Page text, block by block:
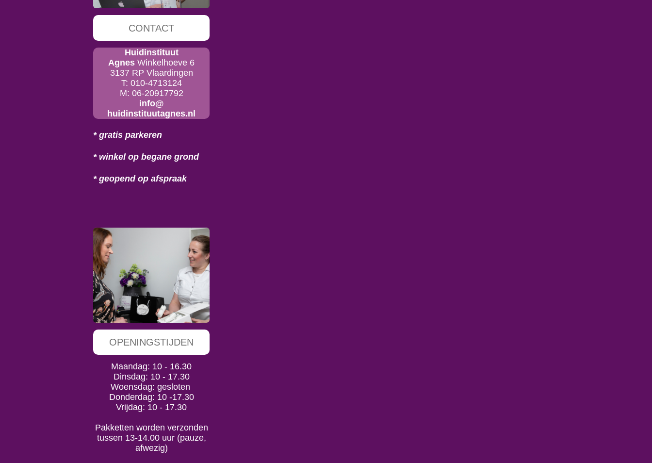
CONTACT
Huidinstituut
Agnes Winkelhoeve 6
3137 RP Vlaardingen
T: 010-4713124
M: 06-20917792
info@
huidinstituutagnes.nl
* gratis parkeren
* winkel op begane grond
* geopend op afspraak
OPENINGSTIJDEN
Maandag: 10 - 16.30
Dinsdag: 10 - 17.30
Woensdag: gesloten
Donderdag: 10 -17.30
Vrijdag: 10 - 17.30
Pakketten worden verzonden
tussen 13-14.00 uur (pauze,
afwezig)